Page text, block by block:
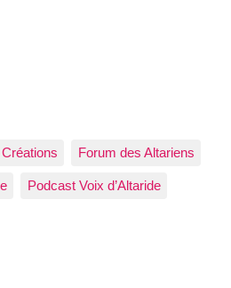
Créations Forum des Altariens
Podcast Voix d’Altaride